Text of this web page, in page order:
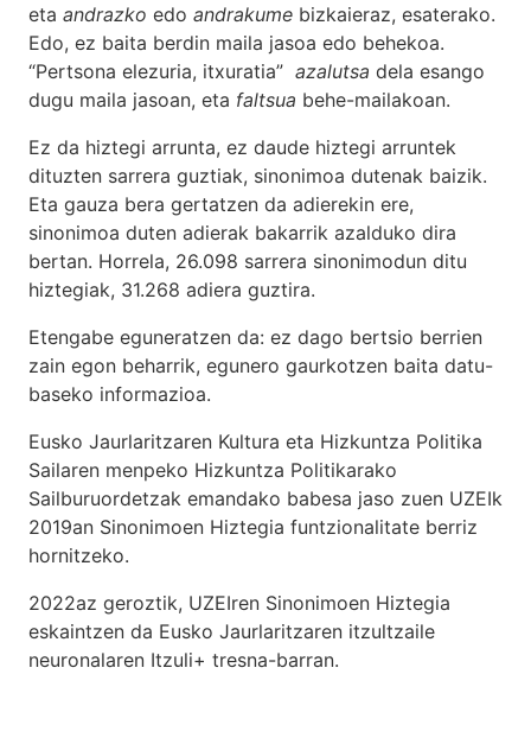
eta andrazko edo andrakume bizkaieraz, esaterako.
Edo, ez baita berdin maila jasoa edo behekoa.
“Pertsona elezuria, itxuratia” azalutsa dela esango
dugu maila jasoan, eta faltsua behe-mailakoan.
Ez da hiztegi arrunta, ez daude hiztegi arruntek
dituzten sarrera guztiak, sinonimoa dutenak baizik.
Eta gauza bera gertatzen da adierekin ere,
sinonimoa duten adierak bakarrik azalduko dira
bertan. Horrela, 26.098 sarrera sinonimodun ditu
hiztegiak, 31.268 adiera guztira.
Etengabe eguneratzen da: ez dago bertsio berrien
zain egon beharrik, egunero gaurkotzen baita datu-
baseko informazioa.
Eusko Jaurlaritzaren Kultura eta Hizkuntza Politika
Sailaren menpeko Hizkuntza Politikarako
Sailburuordetzak emandako babesa jaso zuen UZEIk
2019an Sinonimoen Hiztegia funtzionalitate berriz
hornitzeko.
2022az geroztik, UZEIren Sinonimoen Hiztegia
eskaintzen da Eusko Jaurlaritzaren itzultzaile
neuronalaren Itzuli+ tresna-barran.